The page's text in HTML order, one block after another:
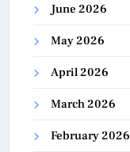
June 2026
May 2026
April 2026
March 2026
February 2026